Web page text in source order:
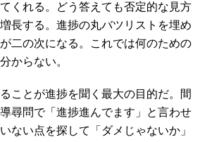
くれる。どう答えても否定的な見方
長する。進捗の丸バツリストを埋め
二の次になる。これでは何のための
からない。
ことが進捗を聞く最大の目的だ。間
尋問で「進捗進んでます」と言わせ
ない点を探して「ダメじゃないか」